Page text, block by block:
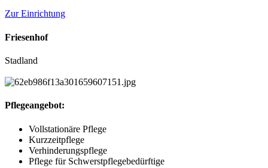
Zur Einrichtung
Friesenhof
Stadland
Pflegeangebot:
Vollstationäre Pflege
Kurzzeitpflege
Verhinderungspflege
Pflege für Schwerstpflegebedürftige